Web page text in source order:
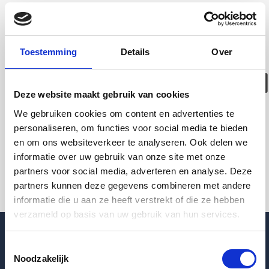
Toestemming Details Over
Deze website maakt gebruik van cookies
We gebruiken cookies om content en advertenties te
personaliseren, om functies voor social media te bieden
en om ons websiteverkeer te analyseren. Ook delen we
informatie over uw gebruik van onze site met onze
partners voor social media, adverteren en analyse. Deze
partners kunnen deze gegevens combineren met andere
informatie die u aan ze heeft verstrekt of die ze hebben
verzameld op basis van uw gebruik van hun services.
Noodzakelijk
Deze woning is
helaas
verhuurd/verwijderd
Pagina niet gevonden
Terug naar woningoverzicht
Blogpost